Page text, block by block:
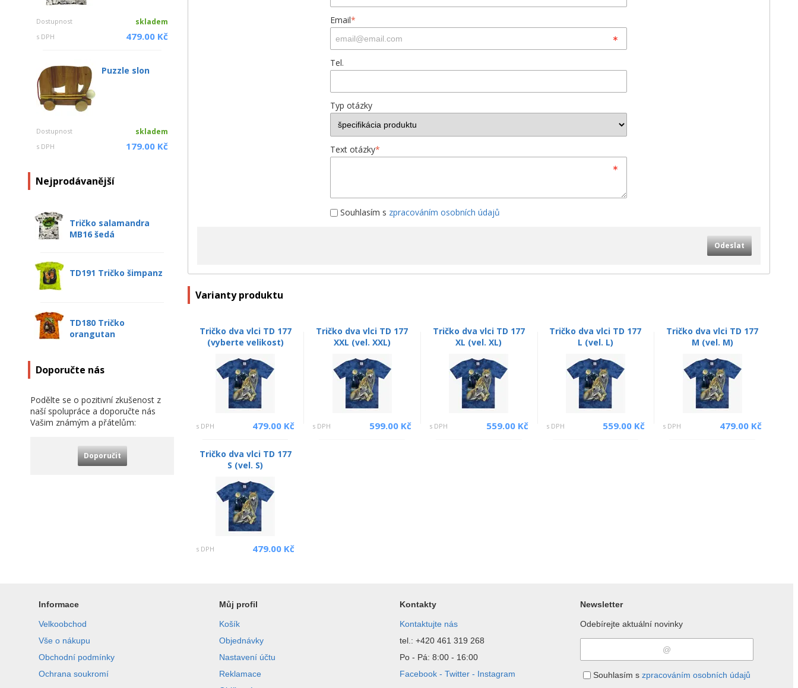
Dostupnost skladem
s DPH 479.00 Kč
Puzzle slon
Dostupnost skladem
s DPH 179.00 Kč
Nejprodávanější
Tričko salamandra
MB16 šedá
TD191 Tričko šimpanz
TD180 Tričko
orangutan
Doporučte nás
Podělte se o pozitivní zkušenost z
naší spolupráce a doporučte nás
Vašim známým a přátelům:
Doporučit
Email*
Tel.
Typ otázky
Text otázky*
Souhlasím s zpracováním osobních údajů
Odeslat
Varianty produktu
Tričko dva vlci TD 177
(vyberte velikost)
s DPH 479.00 Kč
Tričko dva vlci TD 177
XXL (vel. XXL)
s DPH 599.00 Kč
Tričko dva vlci TD 177
XL (vel. XL)
s DPH 559.00 Kč
Tričko dva vlci TD 177
L (vel. L)
s DPH 559.00 Kč
Tričko dva vlci TD 177
M (vel. M)
s DPH 479.00 Kč
Tričko dva vlci TD 177
S (vel. S)
s DPH 479.00 Kč
Informace
Velkoobchod
Vše o nákupu
Obchodní podmínky
Ochrana soukromí
Můj profil
Košík
Objednávky
Nastavení účtu
Reklamace
Kontakty
Kontaktujte nás
tel.: +420 461 319 268
Po - Pá: 8:00 - 16:00
Facebook - Twitter - Instagram
Newsletter
Odebírejte aktuální novinky
Souhlasím s zpracováním osobních údajů